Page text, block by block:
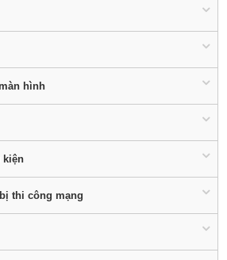
hình
kiện
thi công mạng